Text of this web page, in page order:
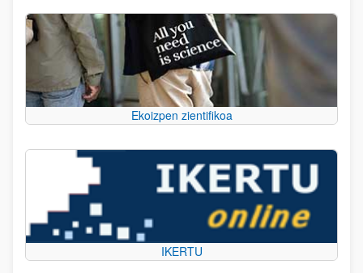
Ekoizpen zientifikoa
IKERTU